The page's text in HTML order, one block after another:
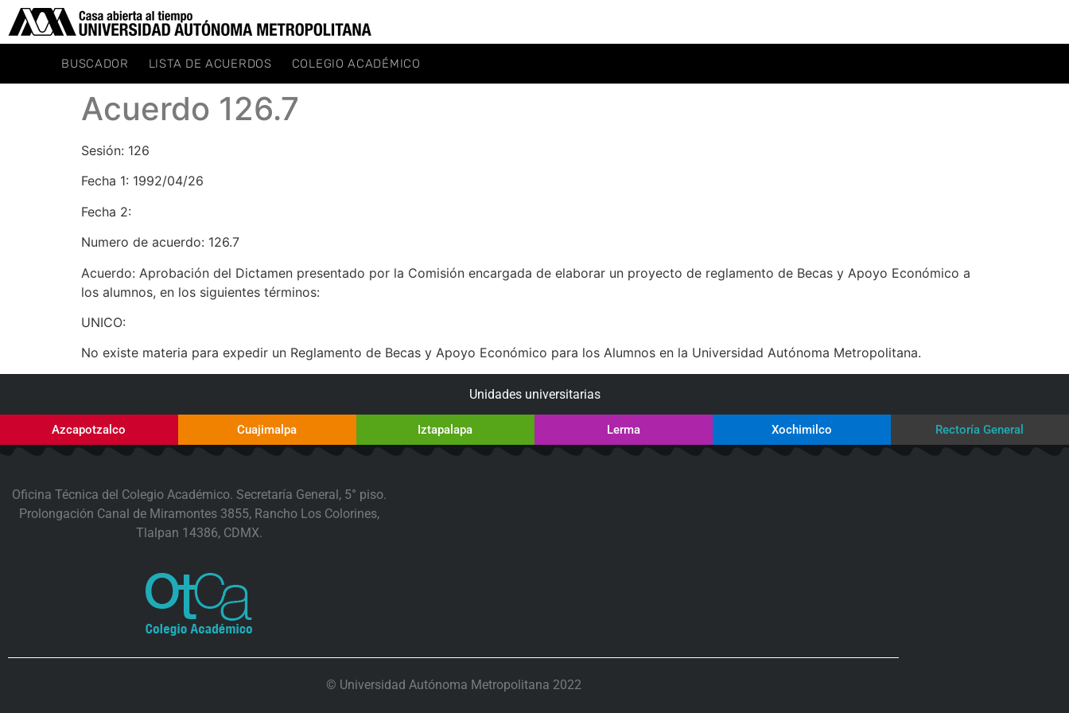
BUSCADOR LISTA DE ACUERDOS COLEGIO ACADÉMICO
Acuerdo 126.7
Sesión: 126
Fecha 1: 1992/04/26
Fecha 2:
Numero de acuerdo: 126.7
Acuerdo: Aprobación del Dictamen presentado por la Comisión encargada de elaborar un proyecto de reglamento de Becas y Apoyo Económico a
los alumnos, en los siguientes términos:
UNICO:
No existe materia para expedir un Reglamento de Becas y Apoyo Económico para los Alumnos en la Universidad Autónoma Metropolitana.
Unidades universitarias
Azcapotzalco Cuajimalpa Iztapalapa Lerma Xochimilco Rectoría General
Oficina Técnica del Colegio Académico. Secretaría General, 5° piso.
Prolongación Canal de Miramontes 3855, Rancho Los Colorines,
Tlalpan 14386, CDMX.
© Universidad Autónoma Metropolitana 2022